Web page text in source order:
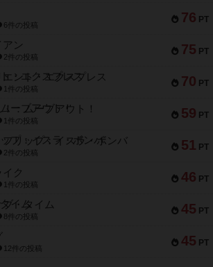
76 PT
6件の投稿
75 PT
アン
2件の投稿
70 PT
ント・エクスプレス
1件の投稿
59 PT
：ムーブアウト！
1件の投稿
51 PT
フリップ：イスラ・ボンバ
2件の投稿
46 PT
ク
1件の投稿
45 PT
・タイム
8件の投稿
45 PT
12件の投稿